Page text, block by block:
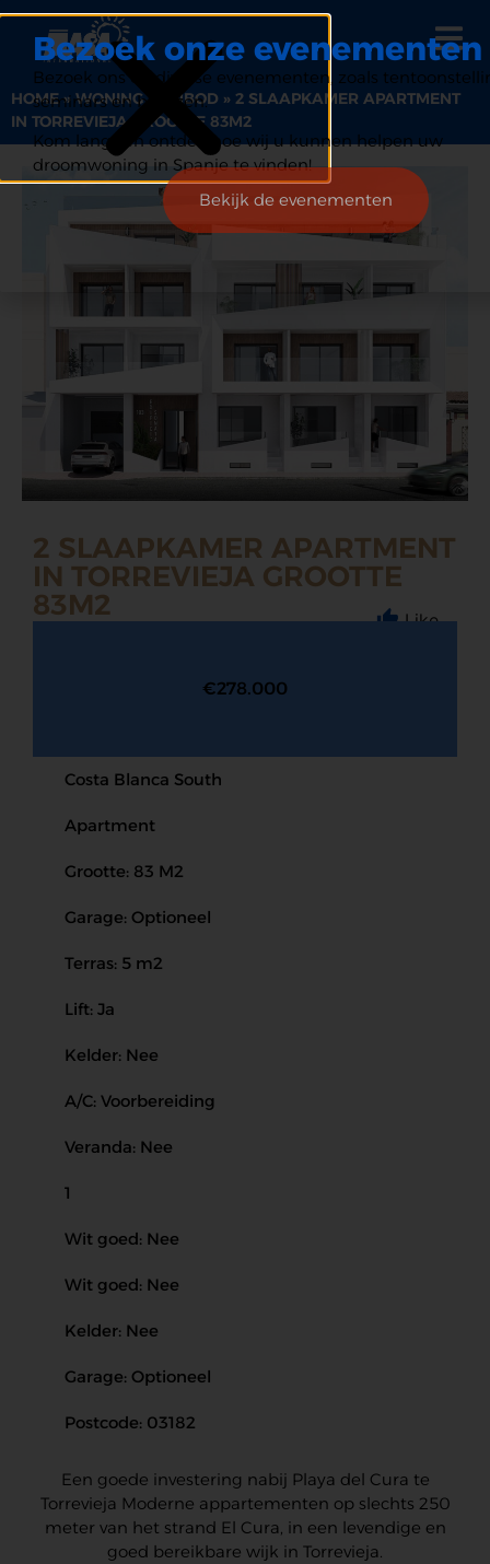
HOME»WONING AANBOD » 2 SLAAPKAMER APARTMENT
IN TORREVIEJA GROOTTE 83M2
2 SLAAPKAMER APARTMENT
IN TORREVIEJA GROOTTE
83M2
Like
€278.000
Costa Blanca South
Apartment
Grootte: 83 M2
Garage: Optioneel
Terras: 5 m2
Lift: Ja
Kelder: Nee
A/C: Voorbereiding
Veranda: Nee
1
Wit goed: Nee
Wit goed: Nee
Kelder: Nee
Garage: Optioneel
Postcode: 03182
Een goede investering nabij Playa del Cura te
Torrevieja Moderne appartementen op slechts 250
meter van het strand El Cura, in een levendige en
goed bereikbare wijk in Torrevieja.
Bezoek onze evenementen
Bezoek ons op diverse evenementen, zoals
seminars en beurzen.
Kom langs en ontdek hoe wij u kunnen helpen uw
droomwoning in Spanje te vinden!